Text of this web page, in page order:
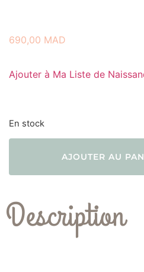
690,00 MAD
Ajouter à Ma Liste de
En stock
AJOUTER AU
Description